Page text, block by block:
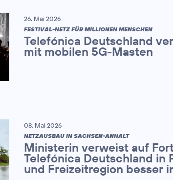
26. Mai 2026
FESTIVAL-NETZ FÜR MILLIONEN MENSCHEN
Telefónica Deutschland
mit mobilen 5G-Masten
08. Mai 2026
NETZAUSBAU IN SACHSEN-ANHALT
Ministerin verweist auf
Telefónica Deutschland
und Freizeitregion besser